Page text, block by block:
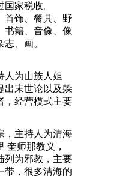
家税收。
首饰、餐具、野
书籍、音像、像
、画。
人为山族人妲
出末世论以及躲
，经营模式主要
，主持人为清海
奎师那教义，
列为邪教，主要
带，很多清海的